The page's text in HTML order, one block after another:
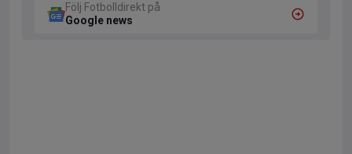
Följ Fotbolldirekt på
Google news